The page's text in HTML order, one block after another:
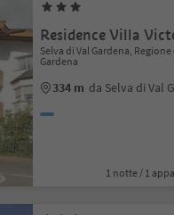
Residence Villa
Selva di Val Gardena,
Gardena
334 m da Selva di Val
1 notte / 1